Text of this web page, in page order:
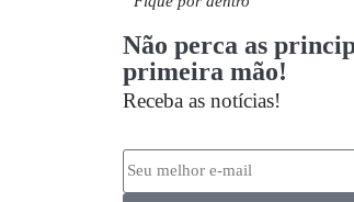
Não perca as
primeira mão!
Receba as notícias!